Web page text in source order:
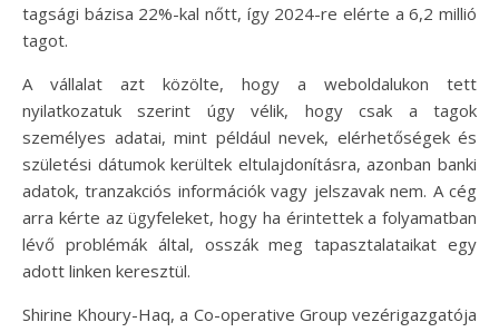
tagsági bázisa 22%-kal nőtt, így 2024-re elérte a 6,2 millió
tagot.
A vállalat azt közölte, hogy a weboldalukon tett
nyilatkozatuk szerint úgy vélik, hogy csak a tagok
személyes adatai, mint például nevek, elérhetőségek és
születési dátumok kerültek eltulajdonításra, azonban banki
adatok, tranzakciós információk vagy jelszavak nem. A cég
arra kérte az ügyfeleket, hogy ha érintettek a folyamatban
lévő problémák által, osszák meg tapasztalataikat egy
adott linken keresztül.
Shirine Khoury-Haq, a Co-operative Group vezérigazgatója